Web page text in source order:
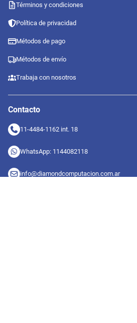
Términos y condiciones
Política de privacidad
Métodos de pago
Métodos de envío
Trabaja con nosotros
Contacto
11-4484-1162 int. 18
WhatsApp: 1144082118
info@diamondcomputacion.com.ar